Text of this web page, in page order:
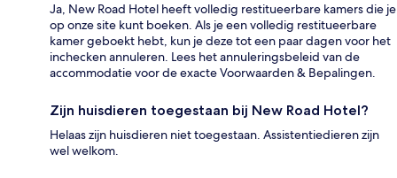
Ja, New Road Hotel heeft volledig restitueerbare kamers die je
op onze site kunt boeken. Als je een volledig restitueerbare
kamer geboekt hebt, kun je deze tot een paar dagen voor het
inchecken annuleren. Lees het annuleringsbeleid van de
accommodatie voor de exacte Voorwaarden & Bepalingen.
Zijn huisdieren toegestaan bij New Road Hotel?
Helaas zijn huisdieren niet toegestaan. Assistentiedieren zijn
wel welkom.